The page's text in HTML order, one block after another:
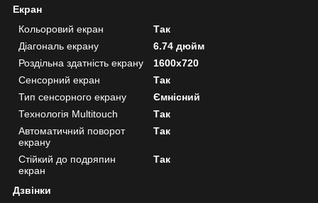
Екран
Кольоровий екран
Так
Діагональ екрану
6.74 дюйм
Роздільна здатність екрану
1600x720
Сенсорний екран
Так
Тип сенсорного екрану
Ємнісний
Технологія Multitouch
Так
Автоматичний поворот
екрану
Так
Стійкий до подряпин
екран
Так
Дзвінки